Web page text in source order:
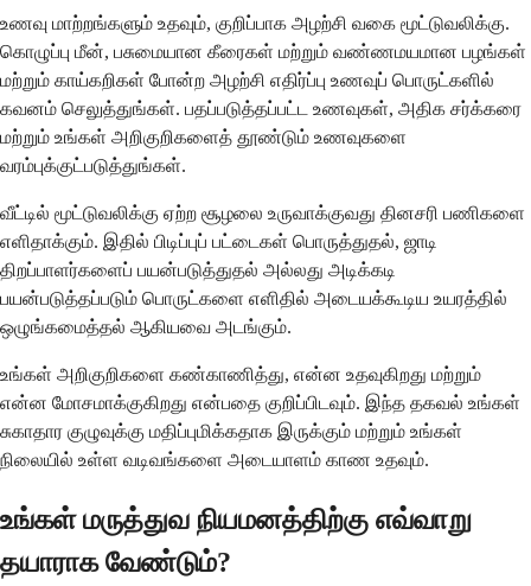
உணவு மாற்றங்களும் உதவும், குறிப்பாக அழற்சி வகை மூட்டுவலிக்கு.
கொழுப்பு மீன், பசுமையான கீரைகள் மற்றும் வண்ணமயமான பழங்கள்
மற்றும் காய்கறிகள் போன்ற அழற்சி எதிர்ப்பு உணவுப் பொருட்களில்
கவனம் செலுத்துங்கள். பதப்படுத்தப்பட்ட உணவுகள், அதிக சர்க்கரை
மற்றும் உங்கள் அறிகுறிகளைத் தூண்டும் உணவுகளை
வரம்புக்குட்படுத்துங்கள்.
வீட்டில் மூட்டுவலிக்கு ஏற்ற சூழலை உருவாக்குவது தினசரி பணிகளை
எளிதாக்கும். இதில் பிடிப்புப் பட்டைகள் பொருத்துதல், ஜாடி
திறப்பாளர்களைப் பயன்படுத்துதல் அல்லது அடிக்கடி
பயன்படுத்தப்படும் பொருட்களை எளிதில் அடையக்கூடிய உயரத்தில்
ஒழுங்கமைத்தல் ஆகியவை அடங்கும்.
உங்கள் அறிகுறிகளை கண்காணித்து, என்ன உதவுகிறது மற்றும்
என்ன மோசமாக்குகிறது என்பதை குறிப்பிடவும். இந்த தகவல் உங்கள்
சுகாதார குழுவுக்கு மதிப்புமிக்கதாக இருக்கும் மற்றும் உங்கள்
நிலையில் உள்ள வடிவங்களை அடையாளம் காண உதவும்.
உங்கள் மருத்துவ நியமனத்திற்கு எவ்வாறு
தயாராக வேண்டும்?